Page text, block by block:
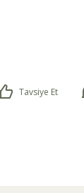
Tavsiye Et